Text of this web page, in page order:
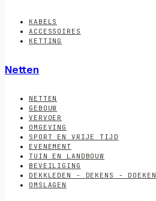
KABELS
ACCESSOIRES
KETTING
Netten
NETTEN
GEBOUW
VERVOER
OMGEVING
SPORT EN VRIJE TIJD
EVENEMENT
TUIN EN LANDBOUW
BEVEILIGING
DEKKLEDEN - DEKENS - DOEKEN
OMSLAGEN